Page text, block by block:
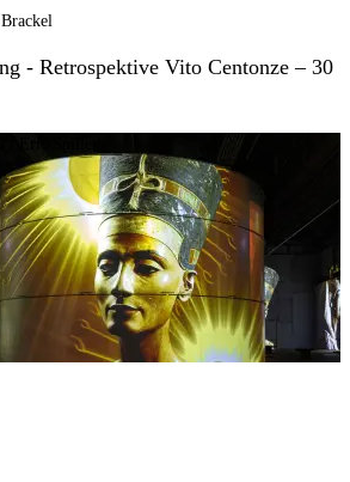
- Retrospektive Vito Centonze – 30
/ Eric Spiller